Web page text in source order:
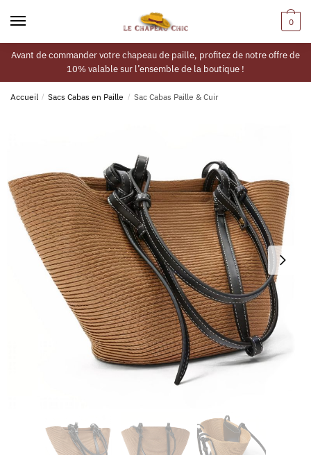
0
Avant de commander votre chapeau de paille, profitez de notre offre de
10% valable sur l’ensemble de la boutique !
Accueil / Sacs Cabas en Paille / Sac Cabas Paille & Cuir